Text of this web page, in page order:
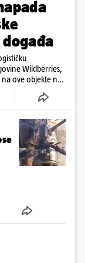
Wildberries,
ove objekte ne
tvrdi da ih ruske
i
se koristi u
na ruska
te
dublje na ruski